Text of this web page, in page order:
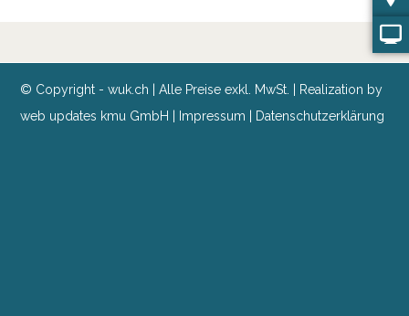
© Copyright - wuk.ch | Alle Preise exkl. MwSt. | Realization by
web updates kmu GmbH | Impressum | Datenschutzerklärung